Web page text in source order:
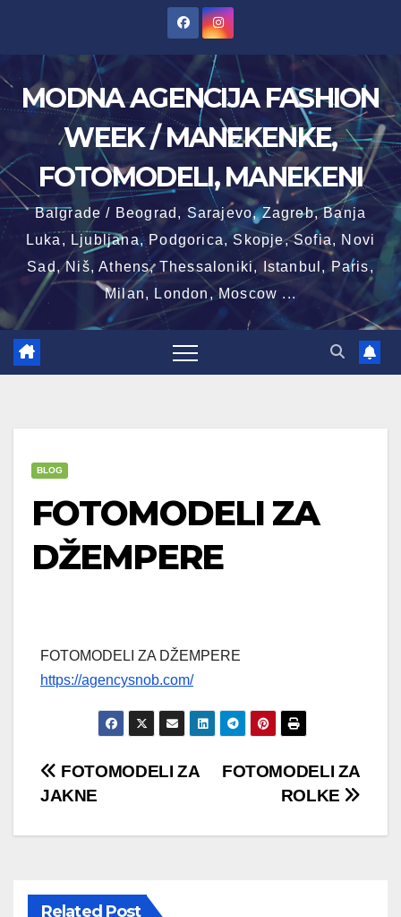
content
MODNA AGENCIJA FASHION
WEEK / MANEKENKE,
FOTOMODELI, MANEKENI
Balgrade / Beograd, Sarajevo, Zagreb, Banja
Luka, Ljubljana, Podgorica, Skopje, Sofia, Novi
Sad, Niš, Athens, Thessaloniki, Istanbul, Paris,
Milan, London, Moscow ...
BLOG
FOTOMODELI ZA
DŽEMPERE
FOTOMODELI ZA DŽEMPERE
https://agencysnob.com/
Post
FOTOMODELI ZA
ROLKE
FOTOMODELI ZA
JAKNE
Related Post